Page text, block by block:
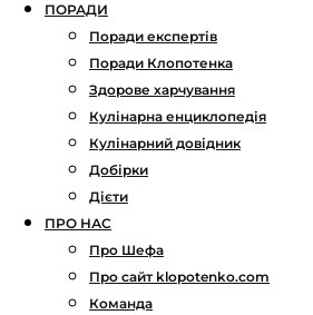
ПОРАДИ
Поради експертів
Поради Клопотенка
Здорове харчування
Кулінарна енциклопедія
Кулінарний довідник
Добірки
Дієти
ПРО НАС
Про Шефа
Про сайт klopotenko.com
Команда